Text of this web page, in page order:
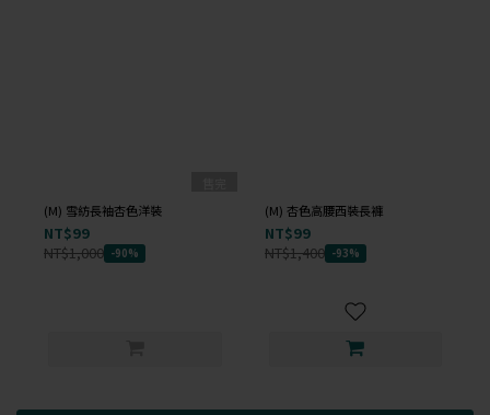
(M) 雪紡長袖杏色洋裝
NT$99
NT$1,000 -90%
(M) 杏色高腰西裝長褲
NT$99
NT$1,400 -93%